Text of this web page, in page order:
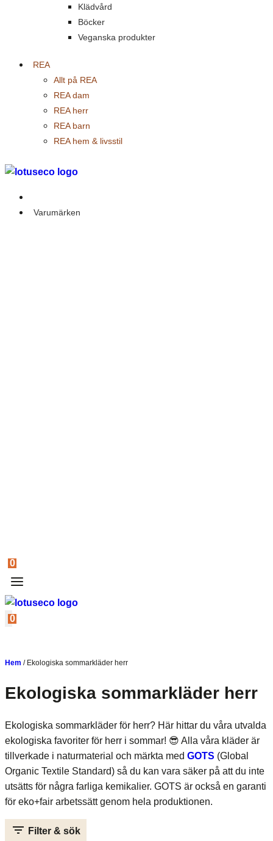
Klädvård
Böcker
Veganska produkter
REA
Allt på REA
REA dam
REA herr
REA barn
REA hem & livsstil
Varumärken
0
0
Hem / Ekologiska sommarkläder herr
Ekologiska sommarkläder herr
Ekologiska sommarkläder för herr? Här hittar du våra utvalda
ekologiska favoriter för herr i sommar! 😎 Alla våra kläder är
tillverkade i naturmaterial och märkta med GOTS (Global
Organic Textile Standard) så du kan vara säker på att du inte
utsätts för några farliga kemikalier. GOTS är också en garanti
för eko+fair arbetssätt genom hela produktionen.
Filter & sök